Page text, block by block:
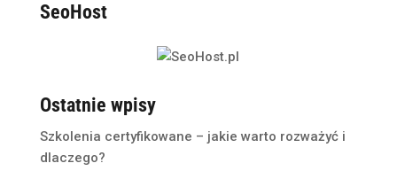
SeoHost
Ostatnie wpisy
Szkolenia certyfikowane – jakie warto rozważyć i
dlaczego?